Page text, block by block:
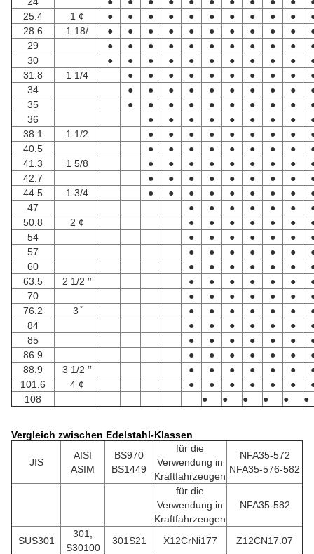
25.4
1 ¢ ● ● ● ● ● ● ● ● ● ●
28.6
1 18/ ● ● ● ● ● ● ● ● ● ●
29
● ● ● ● ● ● ● ● ● ●
30
● ● ● ● ● ● ● ● ● ●
31.8
1 1/4 ● ● ● ● ● ● ● ● ●
34
● ● ● ● ● ● ● ● ●
35
● ● ● ● ● ● ● ● ●
36
● ● ● ● ● ● ● ●
38.1
1 1/2 ● ● ● ● ● ● ● ●
40.5
● ● ● ● ● ● ● ●
41.3
1 5/8 ● ● ● ● ● ● ● ●
42.7
● ● ● ● ● ● ● ●
44.5
1 3/4 ● ● ● ● ● ● ● ●
47
● ● ● ● ● ●
50.8
2 ¢ ● ● ● ● ● ●
54
● ● ● ● ● ●
57
● ● ● ● ● ●
60
● ● ● ● ● ●
63.5
2 1/2 ′′ ● ● ● ● ● ●
70
● ● ● ● ● ●
76.2
3 ̊ ● ● ● ● ● ●
84
● ● ● ● ● ●
85
● ● ● ● ● ●
86.9
● ● ● ● ● ●
88.9
3 1/2 ′′ ● ● ● ● ● ●
101.6
4 ¢ ● ● ● ● ● ●
108
● ● ● ● ● ●
Vergleich zwischen Edelstahl-Klassen
JIS
AISI
ASIM
BS970
BS1449
für die
Verwendung in
Kraftfahrzeugen
NFA35-572
NFA35-576-582
für die
Verwendung in
Kraftfahrzeugen
NFA35-582
SUS301
301,
S30100
301S21 X12CrNi177 Z12CN17.07